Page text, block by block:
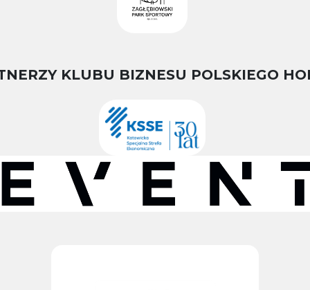
KLUBU BIZNESU POLSKIEGO